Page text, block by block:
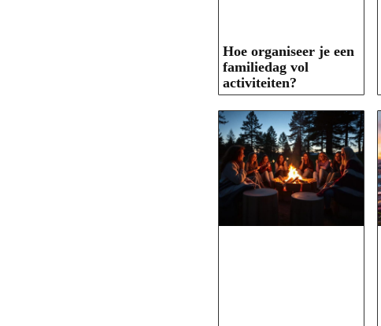
Hoe organiseer je een
familiedag vol
activiteiten?